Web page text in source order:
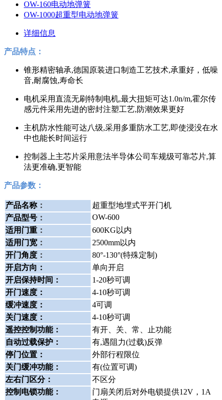
OW-160电动地弹簧
OW-1000超重型电动地弹簧
详细信息
产品特点：
锥形精密轴承,德国原装进口制造工艺技术,承重好，低噪
音,耐腐蚀,寿命长
电机采用直流无刷特制电机,最大扭矩可达1.0n/m,霍尔传
感元件采用先进的密封注塑工艺,防潮效果更好
主机防水性能可达八级,采用多重防水工艺,即使浸没在水
中也能长时间运行
控制器上主芯片采用意法半导体公司车规级可靠芯片,算
法更准确,更智能
产品参数：
产品名称：
超重型地埋式平开门机
产品型号 ：
OW-600
适用门重 ：
600KG以内
适用门宽 ：
2500mm以内
开门角度 ：
80°-130°(特殊定制)
开启方向：
单向开启
开启保持时间：
1-20秒可调
开门速度：
4-10秒可调
缓冲速度：
4可调
关门速度：
4-10秒可调
遥控控制功能：
有开、关、常、止功能
自动过载保护：
有,遇阻力(过载)反弹
停门位置：
外部行程限位
关门缓冲功能：
有(位置可调)
左右门区分：
不区分
控制电锁功能：
门扇关闭后对外电锁提供12V，1A